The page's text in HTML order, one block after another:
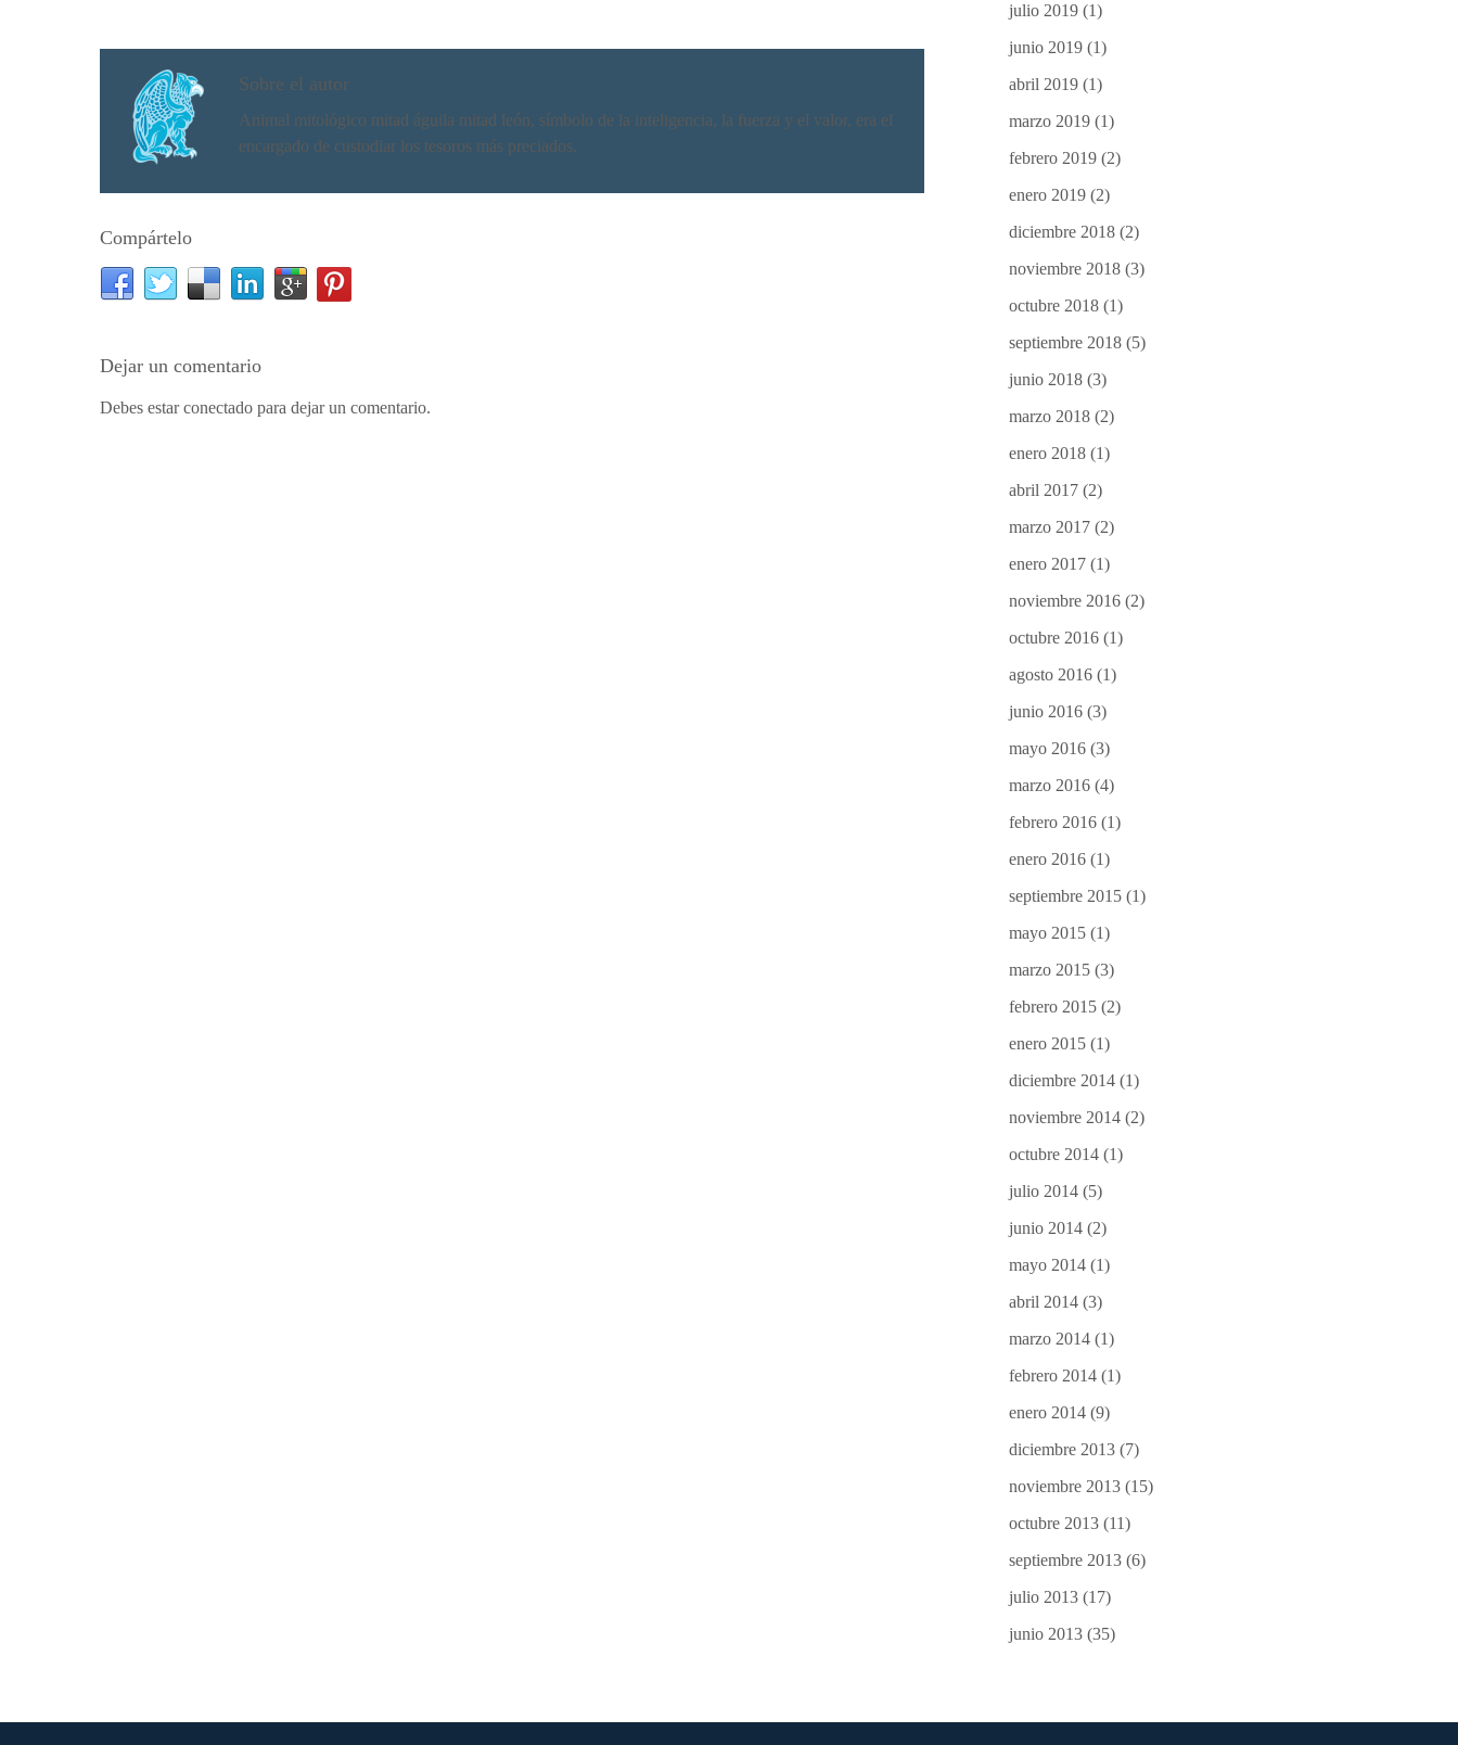
Sobre el autor
Animal mitológico mitad águila mitad león, símbolo de la inteligencia, la fuerza y el valor, era el
encargado de custodiar los tesoros más preciados.
Compártelo
Dejar un comentario
Debes estar conectado para dejar un comentario.
julio 2019 (1)
junio 2019 (1)
abril 2019 (1)
marzo 2019 (1)
febrero 2019 (2)
enero 2019 (2)
diciembre 2018 (2)
noviembre 2018 (3)
octubre 2018 (1)
septiembre 2018 (5)
junio 2018 (3)
marzo 2018 (2)
enero 2018 (1)
abril 2017 (2)
marzo 2017 (2)
enero 2017 (1)
noviembre 2016 (2)
octubre 2016 (1)
agosto 2016 (1)
junio 2016 (3)
mayo 2016 (3)
marzo 2016 (4)
febrero 2016 (1)
enero 2016 (1)
septiembre 2015 (1)
mayo 2015 (1)
marzo 2015 (3)
febrero 2015 (2)
enero 2015 (1)
diciembre 2014 (1)
noviembre 2014 (2)
octubre 2014 (1)
julio 2014 (5)
junio 2014 (2)
mayo 2014 (1)
abril 2014 (3)
marzo 2014 (1)
febrero 2014 (1)
enero 2014 (9)
diciembre 2013 (7)
noviembre 2013 (15)
octubre 2013 (11)
septiembre 2013 (6)
julio 2013 (17)
junio 2013 (35)